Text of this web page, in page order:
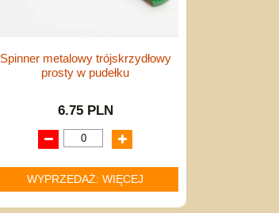
Spinner metalowy trójskrzydłowy
prosty w pudełku
6.75 PLN
WYPRZEDAŻ: WIĘCEJ